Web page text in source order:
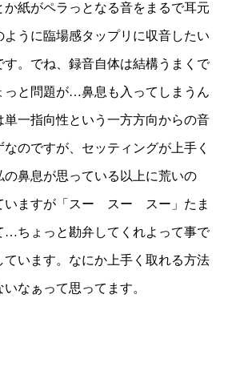
か紙がペラっとなる音をまるで耳元
ように臨場感タップリに収音したい
す。でね、録音自体は結構うまくで
っと問題が…鼻息も入ってしまうん
一指向性という一方方向からの音
のですが、セッティングが上手く
の鼻息が思っている以上に荒いの
いますが「スー スー スー」たま
…ちょっと勘弁してくれよって事で
ています。なにか上手く取れる方法
なぁって思ってます。